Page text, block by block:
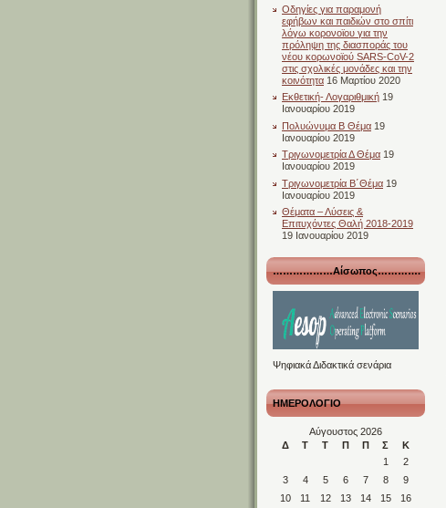
Οδηγίες για παραμονή
εφήβων και παιδιών στο σπίτι
λόγω κορονοϊου για την
πρόληψη της διασποράς του
νέου κορωνοϊού SARS-CoV-2
στις σχολικές μονάδες και την
κοινότητα 16 Μαρτίου 2020
Εκθετική- Λογαριθμική 19
Ιανουαρίου 2019
Πολυώνυμα Β Θέμα 19
Ιανουαρίου 2019
Τριγωνομετρία Δ Θέμα 19
Ιανουαρίου 2019
Τριγωνομετρία Β΄Θέμα 19
Ιανουαρίου 2019
Θέματα – Λύσεις &
Επιτυχόντες Θαλή 2018-2019
19 Ιανουαρίου 2019
………………Αίσωπος………….
Ψηφιακά Διδακτικά σενάρια
ΗΜΕΡΟΛΟΓΙΟ
Αύγουστος 2026
Δ
Τ Τ Π Π Σ Κ
1
2
3
4 5 6 7 8
9
10
11 12 13 14 15
16